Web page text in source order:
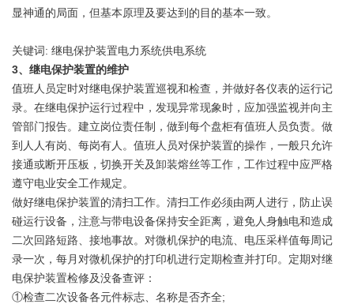
显神通的局面，但基本原理及要达到的目的基本一致。
关键词: 继电保护装置电力系统供电系统
3、继电保护装置的维护
值班人员定时对继电保护装置巡视和检查，并做好各仪表的运行记
录。在继电保护运行过程中，发现异常现象时，应加强监视并向主
管部门报告。建立岗位责任制，做到每个盘柜有值班人员负责。做
到人人有岗、每岗有人。值班人员对保护装置的操作，一般只允许
接通或断开压板，切换开关及卸装熔丝等工作，工作过程中应严格
遵守电业安全工作规定。
做好继电保护装置的清扫工作。清扫工作必须由两人进行，防止误
碰运行设备，注意与带电设备保持安全距离，避免人身触电和造成
二次回路短路、接地事故。对微机保护的电流、电压采样值每周记
录一次，每月对微机保护的打印机进行定期检查并打印。定期对继
电保护装置检修及没备查评：
①检查二次设备各元件标志、名称是否齐全;